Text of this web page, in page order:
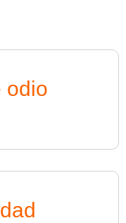
odio